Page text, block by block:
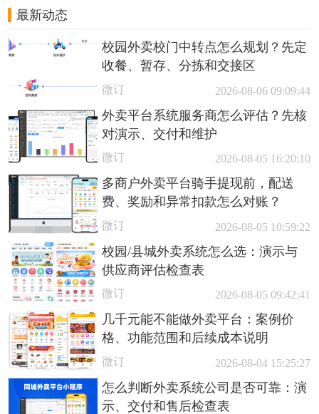
最新动态
校园外卖校门中转点怎么规划？先定
收餐、暂存、分拣和交接区
微订 2026-08-06 09:09:44
外卖平台系统服务商怎么评估？先核
对演示、交付和维护
微订 2026-08-05 16:20:10
多商户外卖平台骑手提现前，配送
费、奖励和异常扣款怎么对账？
微订 2026-08-05 10:59:22
校园/县城外卖系统怎么选：演示与
供应商评估检查表
微订 2026-08-05 09:42:41
几千元能不能做外卖平台：案例价
格、功能范围和后续成本说明
微订 2026-08-04 15:25:27
怎么判断外卖系统公司是否可靠：演
示、交付和售后检查表